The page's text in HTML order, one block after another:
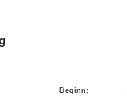
Beginn: